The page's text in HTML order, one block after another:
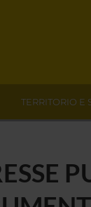
TERRITORIO E